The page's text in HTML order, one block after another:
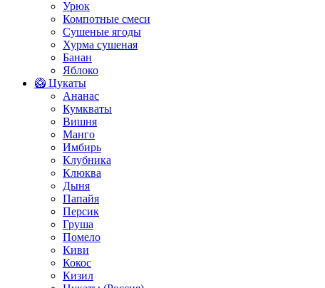
Урюк
Компотные смеси
Сушеные ягоды
Хурма сушеная
Банан
Яблоко
🥝 Цукаты
Ананас
Кумкваты
Вишня
Манго
Имбирь
Клубника
Клюква
Дыня
Папайя
Персик
Груша
Помело
Киви
Кокос
Кизил